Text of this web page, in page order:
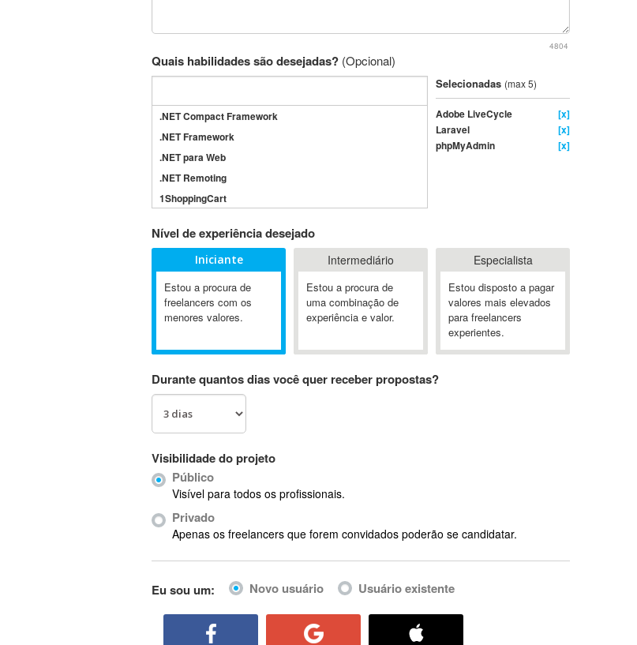
4804
Quais habilidades são desejadas? (Opcional)
.NET Compact Framework
.NET Framework
.NET para Web
.NET Remoting
1ShoppingCart
3GSM
4D Dimension
802.11
A&P
A-GPS
Ab Initio
ABIS
AbleCommerce
Ableton Live
Abstract Window Toolkit (AWT)
Selecionadas (max 5)
Adobe LiveCycle
[x]
Laravel
[x]
phpMyAdmin
[x]
Nível de experiência desejado
Iniciante
Estou a procura de
freelancers com os
menores valores.
Intermediário
Estou a procura de
uma combinação de
experiência e valor.
Especialista
Estou disposto a pagar
valores mais elevados
para freelancers
experientes.
Durante quantos dias você quer receber propostas?
Visibilidade do projeto
Público
Visível para todos os profissionais.
Privado
Apenas os freelancers que forem convidados poderão se candidatar.
Eu sou um: Novo usuário Usuário existente